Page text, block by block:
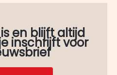
en blijft altijd
inschrijft voor